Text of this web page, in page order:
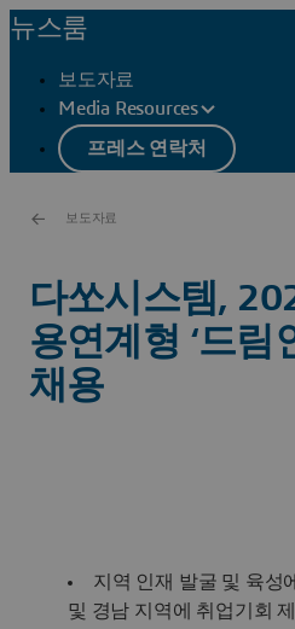
뉴스룸
보도자료
Media Resources
프레스 연락처
보도자료
다쏘시스템,
용연계형 ‘드림
채용
지역 인재 발굴 및 육성
및 경남 지역에 취업기회